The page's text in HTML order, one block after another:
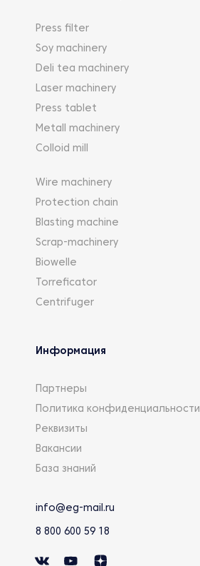
Press filter
Soy machinery
Deli tea machinery
Laser machinery
Press tablet
Metall machinery
Colloid mill
Wire machinery
Protection chain
Blasting machine
Scrap-machinery
Biowelle
Torreficator
Centrifuger
Информация
Партнеры
Политика конфиденциальности
Реквизиты
Вакансии
База знаний
info@eg-mail.ru
8 800 600 59 18